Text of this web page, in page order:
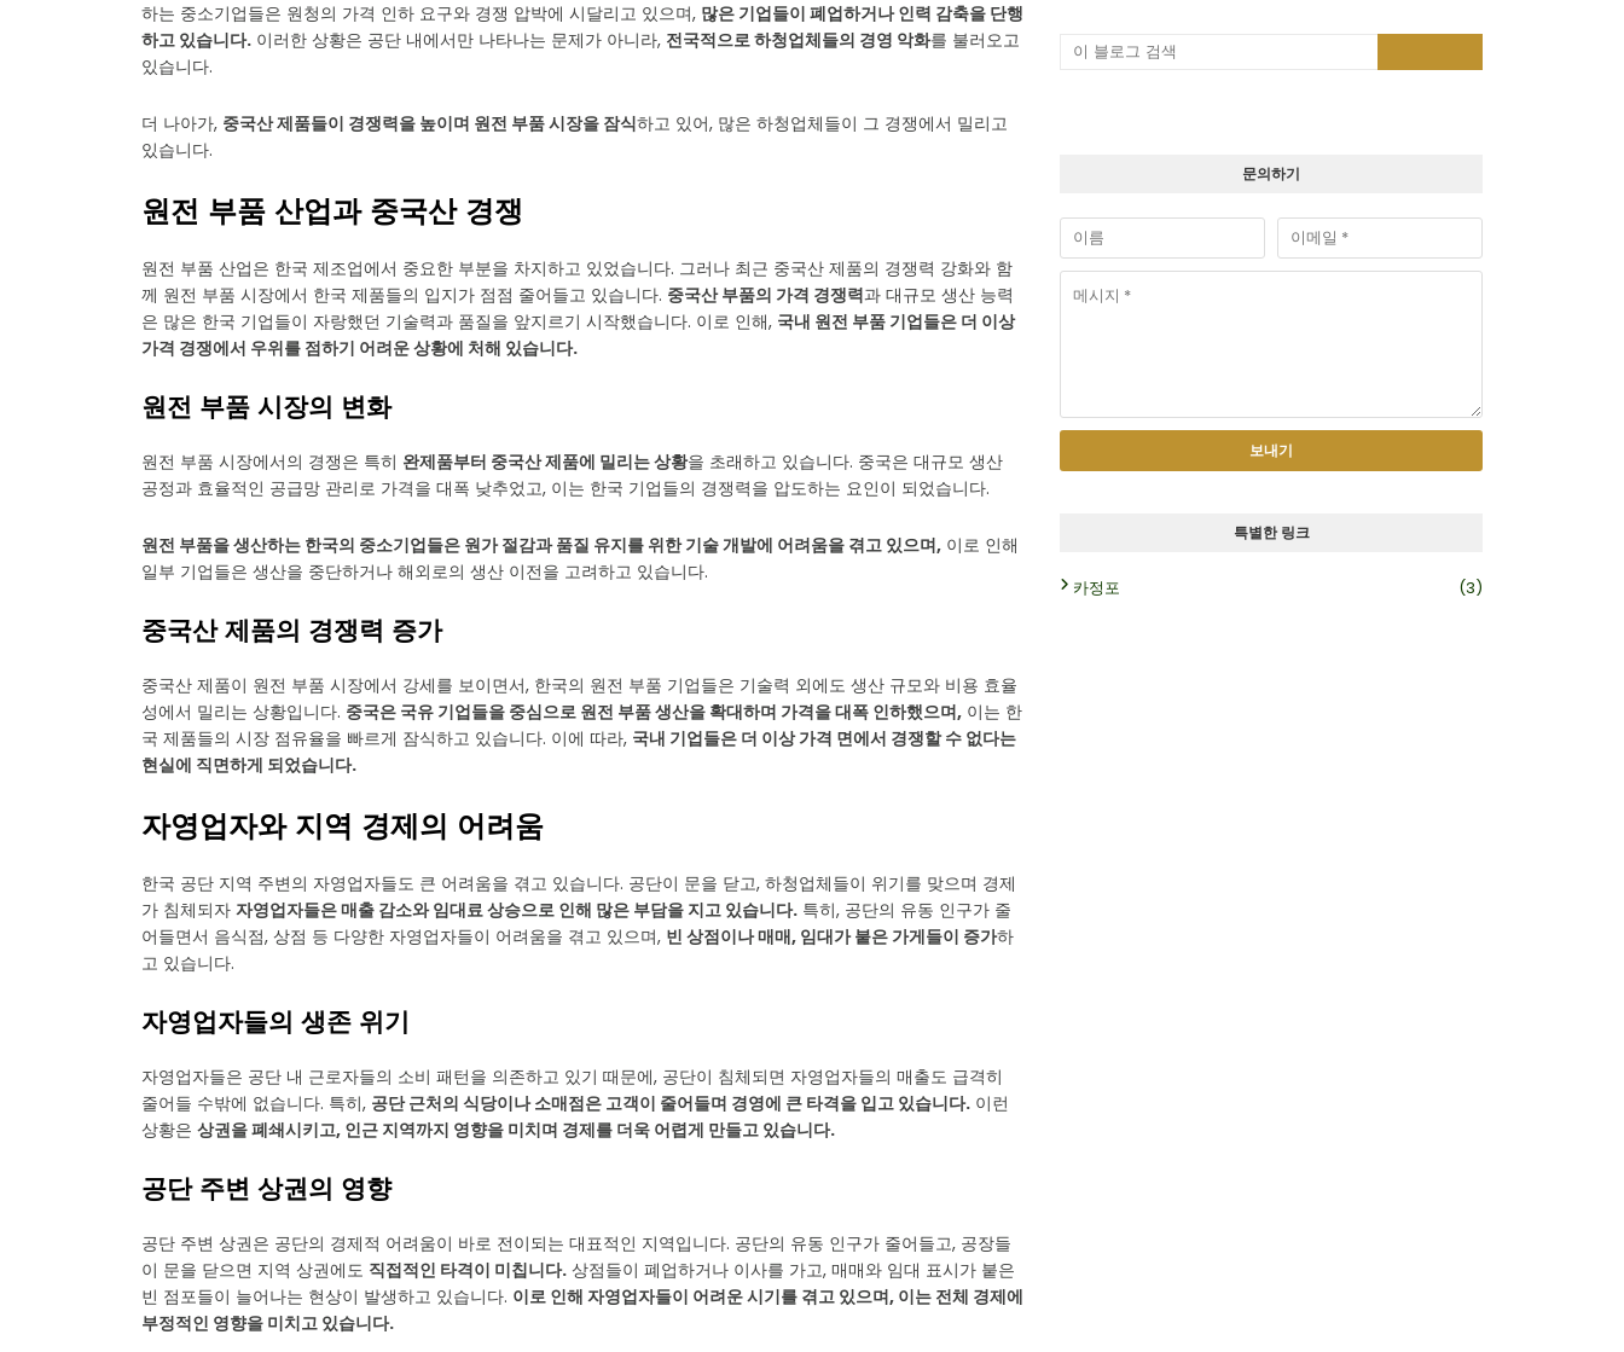
하는 중소기업들은 원청의 가격 인하 요구와 경쟁 압박에 시달리고 있으며, 많은 기업들이 폐업하거나 인력 감축을 단행
하고 있습니다. 이러한 상황은 공단 내에서만 나타나는 문제가 아니라, 전국적으로 하청업체들의 경영 악화를 불러오고
있습니다.
더 나아가, 중국산 제품들이 경쟁력을 높이며 원전 부품 시장을 잠식하고 있어, 많은 하청업체들이 그 경쟁에서 밀리고
있습니다.
원전 부품 산업과 중국산 경쟁
원전 부품 산업은 한국 제조업에서 중요한 부분을 차지하고 있었습니다. 그러나 최근 중국산 제품의 경쟁력 강화와 함
께 원전 부품 시장에서 한국 제품들의 입지가 점점 줄어들고 있습니다. 중국산 부품의 가격 경쟁력과 대규모 생산 능력
은 많은 한국 기업들이 자랑했던 기술력과 품질을 앞지르기 시작했습니다. 이로 인해, 국내 원전 부품 기업들은 더 이상
가격 경쟁에서 우위를 점하기 어려운 상황에 처해 있습니다.
원전 부품 시장의 변화
원전 부품 시장에서의 경쟁은 특히 완제품부터 중국산 제품에 밀리는 상황을 초래하고 있습니다. 중국은 대규모 생산
공정과 효율적인 공급망 관리로 가격을 대폭 낮추었고, 이는 한국 기업들의 경쟁력을 압도하는 요인이 되었습니다.
원전 부품을 생산하는 한국의 중소기업들은 원가 절감과 품질 유지를 위한 기술 개발에 어려움을 겪고 있으며, 이로 인해
일부 기업들은 생산을 중단하거나 해외로의 생산 이전을 고려하고 있습니다.
중국산 제품의 경쟁력 증가
중국산 제품이 원전 부품 시장에서 강세를 보이면서, 한국의 원전 부품 기업들은 기술력 외에도 생산 규모와 비용 효율
성에서 밀리는 상황입니다. 중국은 국유 기업들을 중심으로 원전 부품 생산을 확대하며 가격을 대폭 인하했으며, 이는 한
국 제품들의 시장 점유율을 빠르게 잠식하고 있습니다. 이에 따라, 국내 기업들은 더 이상 가격 면에서 경쟁할 수 없다는
현실에 직면하게 되었습니다.
자영업자와 지역 경제의 어려움
한국 공단 지역 주변의 자영업자들도 큰 어려움을 겪고 있습니다. 공단이 문을 닫고, 하청업체들이 위기를 맞으며 경제
가 침체되자 자영업자들은 매출 감소와 임대료 상승으로 인해 많은 부담을 지고 있습니다. 특히, 공단의 유동 인구가 줄
어들면서 음식점, 상점 등 다양한 자영업자들이 어려움을 겪고 있으며, 빈 상점이나 매매, 임대가 붙은 가게들이 증가하
고 있습니다.
자영업자들의 생존 위기
자영업자들은 공단 내 근로자들의 소비 패턴을 의존하고 있기 때문에, 공단이 침체되면 자영업자들의 매출도 급격히
줄어들 수밖에 없습니다. 특히, 공단 근처의 식당이나 소매점은 고객이 줄어들며 경영에 큰 타격을 입고 있습니다. 이런
상황은 상권을 폐쇄시키고, 인근 지역까지 영향을 미치며 경제를 더욱 어렵게 만들고 있습니다.
공단 주변 상권의 영향
공단 주변 상권은 공단의 경제적 어려움이 바로 전이되는 대표적인 지역입니다. 공단의 유동 인구가 줄어들고, 공장들
이 문을 닫으면 지역 상권에도 직접적인 타격이 미칩니다. 상점들이 폐업하거나 이사를 가고, 매매와 임대 표시가 붙은
빈 점포들이 늘어나는 현상이 발생하고 있습니다. 이로 인해 자영업자들이 어려운 시기를 겪고 있으며, 이는 전체 경제에
부정적인 영향을 미치고 있습니다.
문의하기
특별한 링크
카정포 (3)